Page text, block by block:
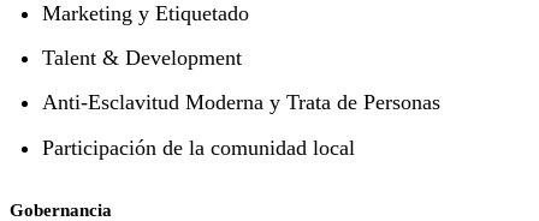
Marketing y Etiquetado
Talent & Development
Anti-Esclavitud Moderna y Trata de Personas
Participación de la comunidad local
Gobernancia